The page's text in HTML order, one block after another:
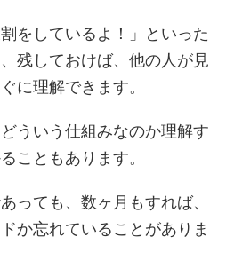
をしているよ！」といった
残しておけば、他の人が見
に理解できます。
ういう仕組みなのか理解す
こともあります。
っても、数ヶ月もすれば、
か忘れていることがありま